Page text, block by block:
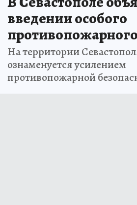
введении особого
На территории
ознаменуется усилением
противопожарной